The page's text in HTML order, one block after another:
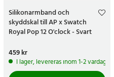
Silikonarmband och
skyddskal till AP x Swatch
Royal Pop 12 O'clock - Svart
Pris:459 kr
459 kr
I lager, levereras inom 1-2 vardagar